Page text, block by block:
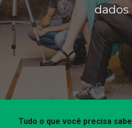
dados
Tudo o que você precisa